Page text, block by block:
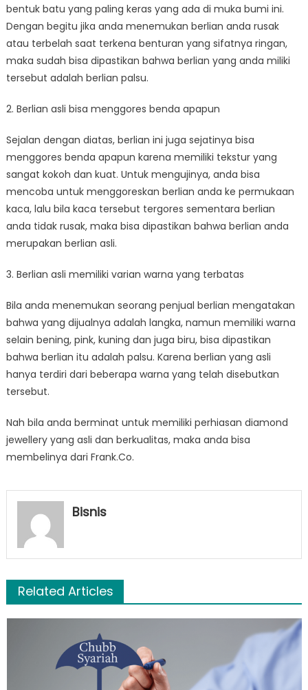
bentuk batu yang paling keras yang ada di muka bumi ini.
Dengan begitu jika anda menemukan berlian anda rusak
atau terbelah saat terkena benturan yang sifatnya ringan,
maka sudah bisa dipastikan bahwa berlian yang anda miliki
tersebut adalah berlian palsu.
2. Berlian asli bisa menggores benda apapun
Sejalan dengan diatas, berlian ini juga sejatinya bisa
menggores benda apapun karena memiliki tekstur yang
sangat kokoh dan kuat. Untuk mengujinya, anda bisa
mencoba untuk menggoreskan berlian anda ke permukaan
kaca, lalu bila kaca tersebut tergores sementara berlian
anda tidak rusak, maka bisa dipastikan bahwa berlian anda
merupakan berlian asli.
3. Berlian asli memiliki varian warna yang terbatas
Bila anda menemukan seorang penjual berlian mengatakan
bahwa yang dijualnya adalah langka, namun memiliki warna
selain bening, pink, kuning dan juga biru, bisa dipastikan
bahwa berlian itu adalah palsu. Karena berlian yang asli
hanya terdiri dari beberapa warna yang telah disebutkan
tersebut.
Nah bila anda berminat untuk memiliki perhiasan diamond
jewellery yang asli dan berkualitas, maka anda bisa
membelinya dari Frank.Co.
Bisnis
Related Articles